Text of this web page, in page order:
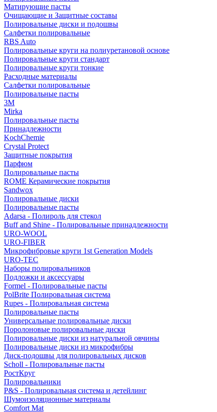
Матирующие пасты
Очищающие и Защитные составы
Полировальные диски и подошвы
Салфетки полировальные
RBS Auto
Полировальные круги на полиуретановой основе
Полировальные круги стандарт
Полировальные круги тонкие
Расходные материалы
Салфетки полировальные
Полировальные пасты
3М
Mirka
Полировальные пасты
Принадлежности
KochChemie
Crystal Protect
Защитные покрытия
Парфюм
Полировальные пасты
ROME Керамические покрытия
Sandwox
Полировальные диски
Полировальные пасты
Adarsa - Полироль для стекол
Buff and Shine - Полировальные принадлежности
URO-WOOL
URO-FIBER
Микрофибровые круги 1st Generation Models
URO-TEC
Наборы полировальников
Подложки и аксессуары
Formel - Полировальные пасты
PolBrite Полировальная система
Rupes - Полировальная система
Полировальные пасты
Универсальные полировальные диски
Поролоновые полировальные диски
Полировальные диски из натуральной овчины
Полировальные диски из микрофибры
Диск-подошвы для полировальных дисков
Scholl - Полировальные пасты
РостКруг
Полировальники
P&S - Полировальная система и детейлинг
Шумоизоляционные материалы
Comfort Mat